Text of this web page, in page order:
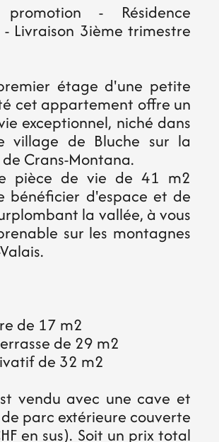
promotion - Résidence
Livraison 3ième trimestre
étage d'une petite
cet appartement offre un
exceptionnel, niché dans
village de Bluche sur la
Crans-Montana.
pièce de vie de 41 m2
bénéficier d'espace et de
la vallée, à vous
sur les montagnes
de 17 m2
de 29 m2
de 32 m2
vendu avec une cave et
parc extérieure couverte
en sus). Soit un prix total